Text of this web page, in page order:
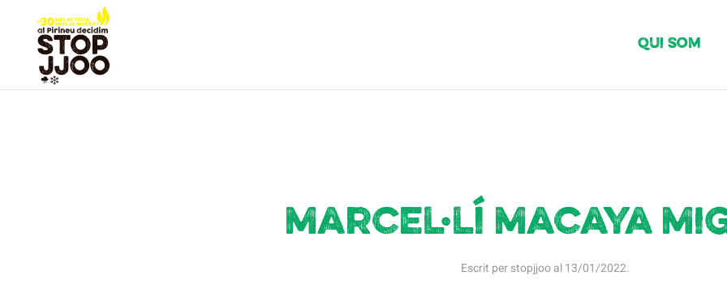
Qui Som
Marcel·lí Macaya
Escrit perstopjjooal13/01/2022.